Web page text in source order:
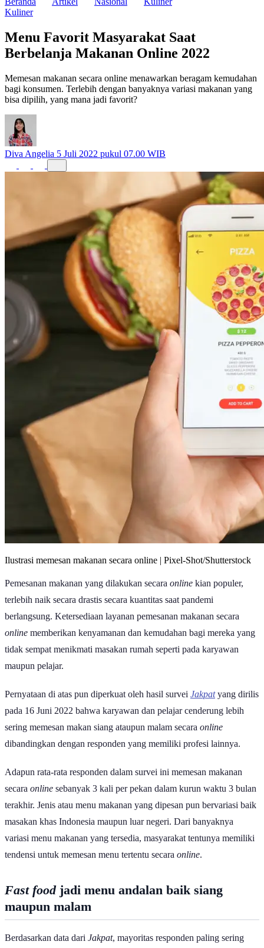
Kuliner
Menu Favorit Masyarakat Saat
Berbelanja Makanan Online 2022
Memesan makanan secara online menawarkan beragam kemudahan
bagi konsumen. Terlebih dengan banyaknya variasi makanan yang
bisa dipilih, yang mana jadi favorit?
Diva Angelia 5 Juli 2022 pukul 07.00 WIB
Ilustrasi memesan makanan secara online | Pixel-Shot/Shutterstock
Pemesanan makanan yang dilakukan secara online kian populer,
terlebih naik secara drastis secara kuantitas saat pandemi
berlangsung. Ketersediaan layanan pemesanan makanan secara
online memberikan kenyamanan dan kemudahan bagi mereka yang
tidak sempat menikmati masakan rumah seperti pada karyawan
maupun pelajar.
Pernyataan di atas pun diperkuat oleh hasil survei Jakpat yang dirilis
pada 16 Juni 2022 bahwa karyawan dan pelajar cenderung lebih
sering memesan makan siang ataupun malam secara online
dibandingkan dengan responden yang memiliki profesi lainnya.
Adapun rata-rata responden dalam survei ini memesan makanan
secara online sebanyak 3 kali per pekan dalam kurun waktu 3 bulan
terakhir. Jenis atau menu makanan yang dipesan pun bervariasi baik
masakan khas Indonesia maupun luar negeri. Dari banyaknya
variasi menu makanan yang tersedia, masyarakat tentunya memiliki
tendensi untuk memesan menu tertentu secara online.
Fast food jadi menu andalan baik siang
maupun malam
Berdasarkan data dari Jakpat, mayoritas responden paling sering